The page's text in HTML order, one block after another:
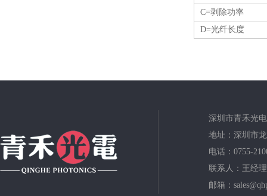
C=剥除功率
D=光纤长度
深圳市青禾光
地址：深圳市
电话：0755-
联系人：王经理
邮箱：